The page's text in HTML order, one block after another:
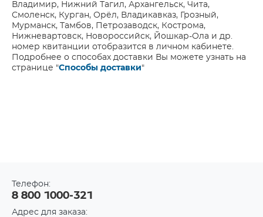
Владимир, Нижний Тагил, Архангельск, Чита,
Смоленск, Курган, Орёл, Владикавказ, Грозный,
Мурманск, Тамбов, Петрозаводск, Кострома,
Нижневартовск, Новороссийск, Йошкар-Ола и др.
номер квитанции отобразится в личном кабинете.
Подробнее о способах доставки Вы можете узнать на
странице "Способы доставки"
Телефон:
8 800 1000-321
Адрес для заказа: